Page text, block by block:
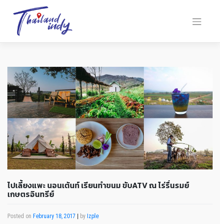
ไปเลี้ยงแพะ นอนเต้นท์ เรียนทำขนม ขับATV ณ ไร่รื่นรมย์
เกษตรอินทรีย์
Posted on February 18, 2017 by Izple